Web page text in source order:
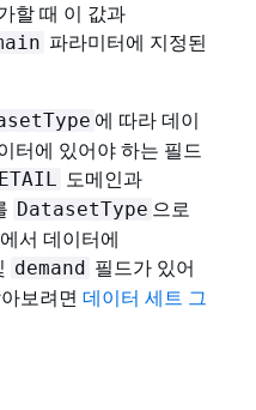
할 때 이 값과
파라미터에 지정된
에 따라 데이
터에 있어야 하는 필드
도메인과
DatasetType 으로
서 데이터에
demand 필드가 있어
보려면 데이터 세트 그